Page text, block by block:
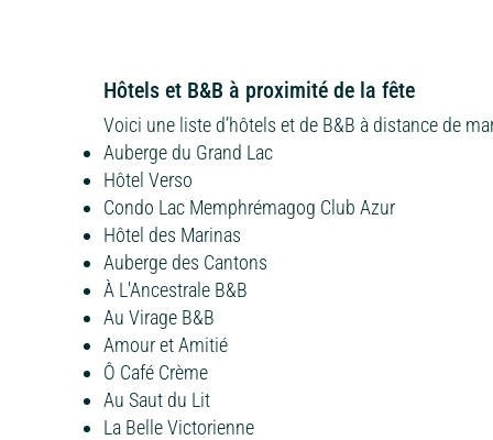
Hôtels et B&B à proximité de la fête
Voici une liste d’hôtels et de B&B à distance de
Auberge du Grand Lac
Hôtel Verso
Condo Lac Memphrémagog Club Azur
Hôtel des Marinas
Auberge des Cantons
À L'Ancestrale B&B
Au Virage B&B
Amour et Amitié
Ô Café Crème
Au Saut du Lit
La Belle Victorienne